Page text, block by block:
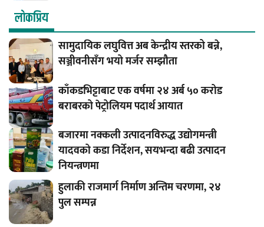
लाेकप्रिय
सामुदायिक लघुवित्त अब केन्द्रीय स्तरको बन्ने,
सञ्जीवनीसँग भयो मर्जर सम्झौता
काँकडभिट्टाबाट एक वर्षमा २४ अर्ब ५० करोड
बराबरको पेट्रोलियम पदार्थ आयात
बजारमा नक्कली उत्पादनविरुद्ध उद्योगमन्त्री
यादवको कडा निर्देशन, सयभन्दा बढी उत्पादन
नियन्त्रणमा
हुलाकी राजमार्ग निर्माण अन्तिम चरणमा, २४
पुल सम्पन्न